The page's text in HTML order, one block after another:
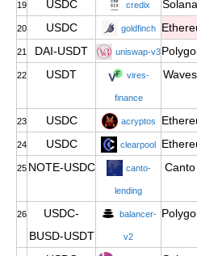
19 USDC credix Solana
20 USDC goldfinch
21 DAI-USDT uniswap-v3
22 USDT vires-
finance
Waves
23 USDC acryptos
24 USDC clearpool
25 NOTE-USDC canto-
lending
Canto
26
USDC-
BUSD-USDT
balancer-
v2